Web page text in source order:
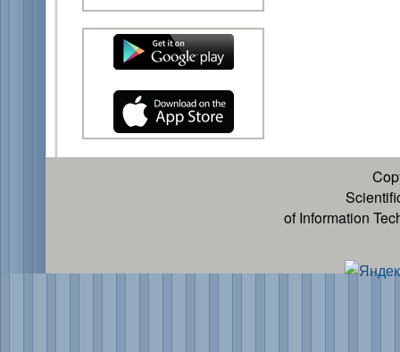
of Information